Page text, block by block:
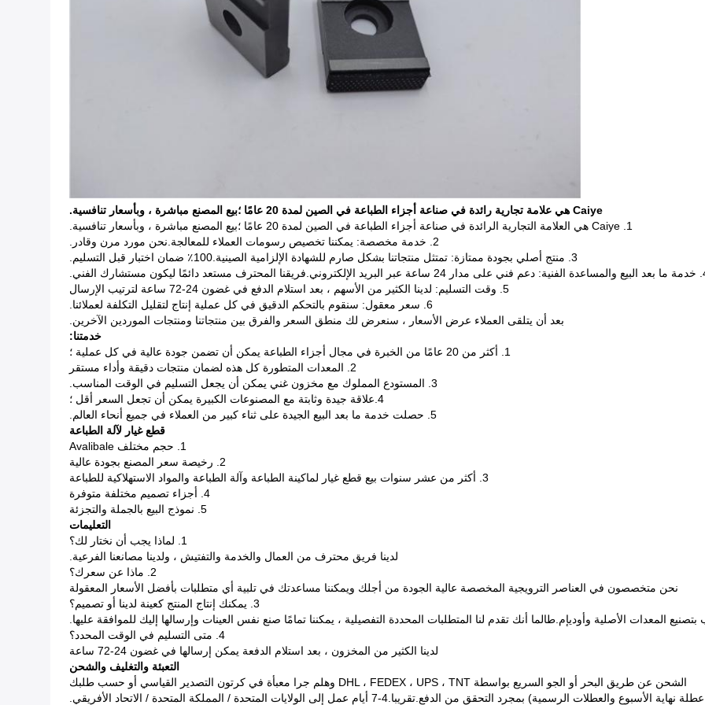
Caiye هي علامة تجارية رائدة في صناعة أجزاء الطباعة في الصين لمدة 20 عامًا ؛بيع المصنع مباشرة ، وبأسعار تنافسية.
1. Caiye هي العلامة التجارية الرائدة في صناعة أجزاء الطباعة في الصين لمدة 20 عامًا ؛بيع المصنع مباشرة ، وبأسعار تنافسية.
2. خدمة مخصصة: يمكننا تخصيص رسومات العملاء للمعالجة.نحن مورد مرن وقادر.
3. منتج أصلي بجودة ممتازة: تمتثل منتجاتنا بشكل صارم للشهادة الإلزامية الصينية.100٪ ضمان اختبار قبل التسليم.
مستعد دائمًا ليكون مستشارك الفني.
5. وقت التسليم: لدينا الكثير من الأسهم ، بعد استلام الدفع في غضون 24-72 ساعة لترتيب الإرسال
6. سعر معقول: سنقوم بالتحكم الدقيق في كل عملية إنتاج لتقليل التكلفة لعملائنا.
بعد أن يتلقى العملاء عرض الأسعار ، سنعرض لك منطق السعر والفرق بين منتجاتنا ومنتجات الموردين الآخرين.
خدمتنا:
1. أكثر من 20 عامًا من الخبرة في مجال أجزاء الطباعة يمكن أن تضمن جودة عالية في كل عملية ؛
2. المعدات المتطورة كل هذه لضمان منتجات دقيقة وأداء مستقر
3. المستودع المملوك مع مخزون غني يمكن أن يجعل التسليم في الوقت المناسب.
4.علاقة جيدة وثابتة مع المصنوعات الكبيرة يمكن أن تجعل السعر أقل ؛
5. حصلت خدمة ما بعد البيع الجيدة على ثناء كبير من العملاء في جميع أنحاء العالم.
قطع غيار لآلة الطباعة
1. حجم مختلف Avalibale
2. رخيصة سعر المصنع بجودة عالية
3. أكثر من عشر سنوات بيع قطع غيار لماكينة الطباعة وآلة الطباعة والمواد الاستهلاكية للطباعة
4. أجزاء تصميم مختلفة متوفرة
5. نموذج البيع بالجملة والتجزئة
التعليمات
1. لماذا يجب أن نختار لك؟
لدينا فريق محترف من العمال والخدمة والتفتيش ، ولدينا مصانعنا الفرعية.
2. ماذا عن سعرك؟
نحن متخصصون في العناصر الترويجية المخصصة عالية الجودة من أجلك ويمكننا مساعدتك في تلبية أي متطلبات بأفضل الأسعار المعقولة
3. يمكنك إنتاج المنتج كعينة لدينا أو تصميم؟
المعدات الأصلية وأوديإم.طالما أنك تقدم لنا المتطلبات المحددة التفصيلية ، يمكننا تمامًا صنع نفس العينات وإرسالها إليك للموافقة عليها.
4. متى التسليم في الوقت المحدد؟
لدينا الكثير من المخزون ، بعد استلام الدفعة يمكن إرسالها في غضون 24-72 ساعة
التعبئة والتغليف والشحن
الشحن عن طريق البحر أو الجو السريع بواسطة DHL ، FEDEX ، UPS ، TNT وهلم جرا معبأة في كرتون التصدير القياسي أو حسب طلبك